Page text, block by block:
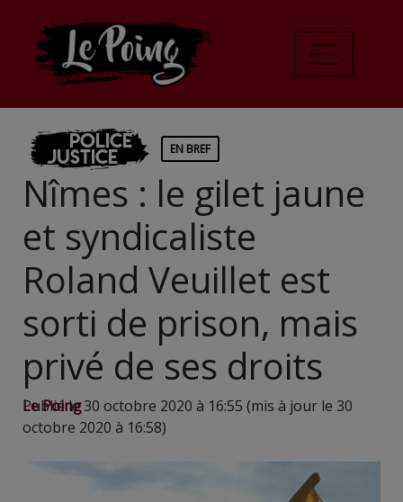
Police
Justice EN BREF
Nîmes : le gilet jaune
et syndicaliste
Roland Veuillet est
sorti de prison, mais
privé de ses droits
Le Poing
Publié le 30 octobre 2020 à 16:55 (mis à jour le 30
octobre 2020 à 16:58)